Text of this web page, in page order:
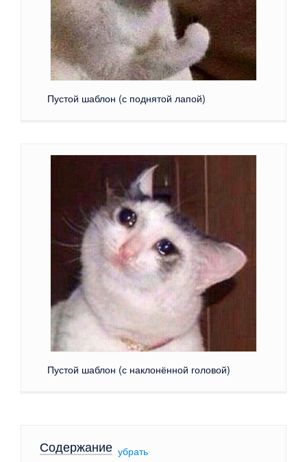
Пустой шаблон (с поднятой лапой)
Пустой шаблон (с наклонённой головой)
Содержание[ убрать]